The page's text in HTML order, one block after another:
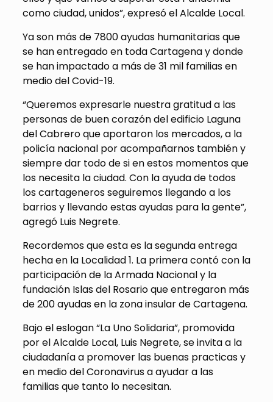
como ciudad, unidos”, expresó el Alcalde Local.
Ya son más de 7800 ayudas humanitarias que
se han entregado en toda Cartagena y donde
se han impactado a más de 31 mil familias en
medio del Covid-19.
“Queremos expresarle nuestra gratitud a las
personas de buen corazón del edificio Laguna
del Cabrero que aportaron los mercados, a la
policía nacional por acompañarnos también y
siempre dar todo de si en estos momentos que
los necesita la ciudad. Con la ayuda de todos
los cartageneros seguiremos llegando a los
barrios y llevando estas ayudas para la gente”,
agregó Luis Negrete.
Recordemos que esta es la segunda entrega
hecha en la Localidad 1. La primera contó con la
participación de la Armada Nacional y la
fundación Islas del Rosario que entregaron más
de 200 ayudas en la zona insular de Cartagena.
Bajo el eslogan “La Uno Solidaria”, promovida
por el Alcalde Local, Luis Negrete, se invita a la
ciudadanía a promover las buenas practicas y
en medio del Coronavirus a ayudar a las
familias que tanto lo necesitan.